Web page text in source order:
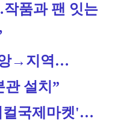
품과 팬 잇는
앙→지역…
관 설치”
컬국제마켓'…